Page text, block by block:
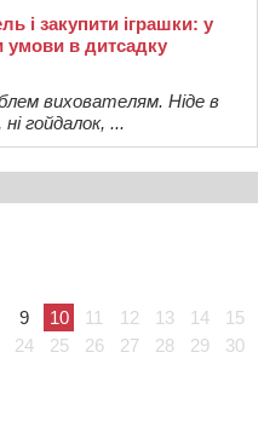
і закупити іграшки: у
умови в дитсадку
вихователям. Ніде в
ні гойдалок, ...
9 10 11 12 13 14
15
24 25 26 27 28 29
30